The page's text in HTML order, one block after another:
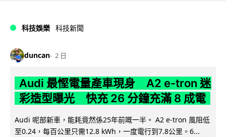
科技娛樂 科技新聞
duncan 2 日
Audi 最慳電量產車現身 A2 e-tron 迷
彩造型曝光 快充 26 分鐘充滿 8 成電
Audi 呢部新車，能耗竟然係25年前嘅一半。 A2 e-tron 風阻低
至0.24，每百公里只需12.8 kWh，一度電行到7.8公里。6...